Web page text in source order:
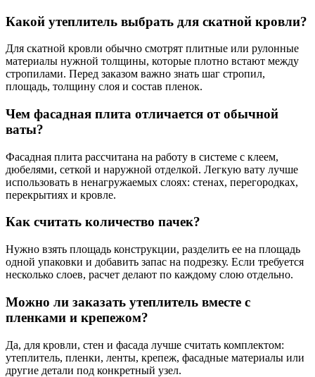
Какой утеплитель выбрать для скатной кровли?
Для скатной кровли обычно смотрят плитные или рулонные
материалы нужной толщины, которые плотно встают между
стропилами. Перед заказом важно знать шаг стропил,
площадь, толщину слоя и состав пленок.
Чем фасадная плита отличается от обычной
ваты?
Фасадная плита рассчитана на работу в системе с клеем,
дюбелями, сеткой и наружной отделкой. Легкую вату лучше
использовать в ненагружаемых слоях: стенах, перегородках,
перекрытиях и кровле.
Как считать количество пачек?
Нужно взять площадь конструкции, разделить ее на площадь
одной упаковки и добавить запас на подрезку. Если требуется
несколько слоев, расчет делают по каждому слою отдельно.
Можно ли заказать утеплитель вместе с
пленками и крепежом?
Да, для кровли, стен и фасада лучше считать комплектом:
утеплитель, пленки, ленты, крепеж, фасадные материалы или
другие детали под конкретный узел.